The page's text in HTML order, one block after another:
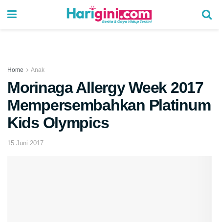
Home Anak
Morinaga Allergy Week 2017
Mempersembahkan Platinum
Kids Olympics
15 Juni 2017